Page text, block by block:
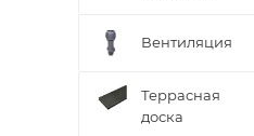
Вентиляция
Террасная
доска